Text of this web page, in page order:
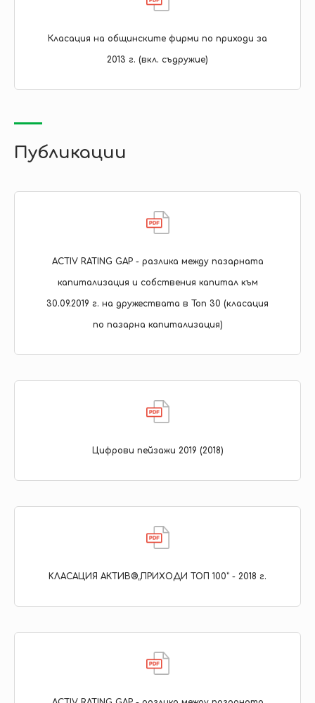
Класация на общинските фирми по приходи за
2013 г. (вкл. съдружие)
Публикации
ACTIV RATING GAP - разлика между пазарната
капитализация и собствения капитал към
30.09.2019 г. на дружествата в Топ 30 (класация
по пазарна капитализация)
Цифрови пейзажи 2019 (2018)
KЛАСАЦИЯ АКТИВ®„ПРИХОДИ ТОП 100” - 2018 г.